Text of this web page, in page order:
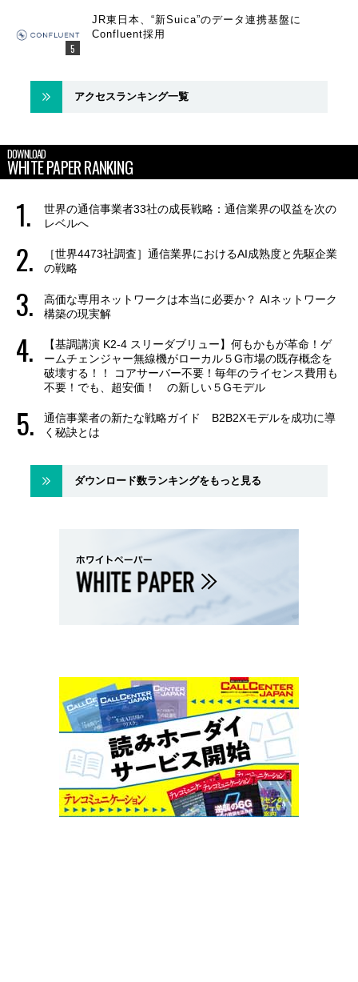
JR東日本、“新Suica”のデータ連携基盤に
Confluent採用
アクセスランキング一覧
DOWNLOAD
WHITE PAPER RANKING
世界の通信事業者33社の成長戦略：通信業界の収益を次の
レベルへ
［世界4473社調査］通信業界におけるAI成熟度と先駆企業
の戦略
高価な専用ネットワークは本当に必要か？ AIネットワーク
構築の現実解
【基調講演 K2-4 スリーダブリュー】何もかもが革命！ゲ
ームチェンジャー無線機がローカル５G市場の既存概念を
破壊する！！ コアサーバー不要！毎年のライセンス費用も
不要！でも、超安価！ の新しい５Gモデル
通信事業者の新たな戦略ガイド B2B2Xモデルを成功に導
く秘訣とは
ダウンロード数ランキングをもっと見る